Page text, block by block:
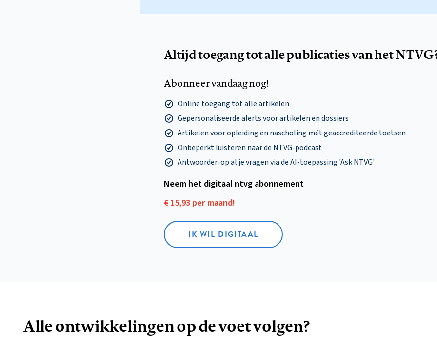
Altijd toegang tot alle publicaties van het
Abonneer vandaag nog!
Online toegang tot alle artikelen
Gepersonaliseerde alerts voor artikelen en dossiers
Artikelen voor opleiding en nascholing mét geaccrediteerde toetsen
Onbeperkt luisteren naar de NTVG-podcast
Antwoorden op al je vragen via de AI-toepassing 'Ask NTVG'
Neem het digitaal ntvg abonnement
€ 15,93 per maand!
IK WIL DIGITAAL
Alle ontwikkelingen op de voet volgen?